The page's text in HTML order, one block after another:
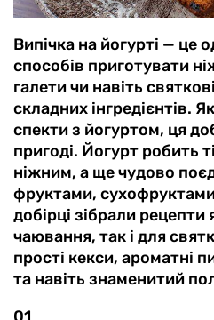
Випічка на йогурті — це
способів приготувати
галети чи навіть
складних інгредієнтів.
спекти з йогуртом, ця
пригоді. Йогурт робить
ніжним, а ще чудово
фруктами,
добірці зібрали
чаювання, так і для
прості кекси, ароматні
та навіть знаменитий